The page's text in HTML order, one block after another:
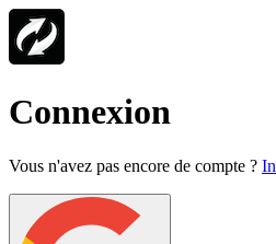
Connexion
Vous n'avez pas encore de compte ?